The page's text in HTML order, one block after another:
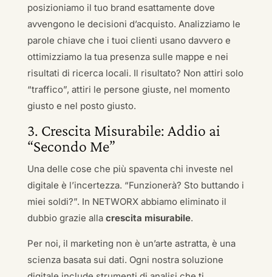
posizioniamo il tuo brand esattamente dove
avvengono le decisioni d’acquisto. Analizziamo le
parole chiave che i tuoi clienti usano davvero e
ottimizziamo la tua presenza sulle mappe e nei
risultati di ricerca locali. Il risultato? Non attiri solo
“traffico”, attiri le persone giuste, nel momento
giusto e nel posto giusto.
3. Crescita Misurabile: Addio ai
“Secondo Me”
Una delle cose che più spaventa chi investe nel
digitale è l’incertezza. “Funzionerà? Sto buttando i
miei soldi?”. In NETWORX abbiamo eliminato il
dubbio grazie alla crescita misurabile.
Per noi, il marketing non è un’arte astratta, è una
scienza basata sui dati. Ogni nostra soluzione